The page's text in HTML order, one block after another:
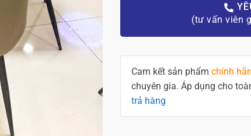
(tư vấn viên
Cam kết sản phẩm chính
chuyên gia. Áp dụng cho
trả hàng